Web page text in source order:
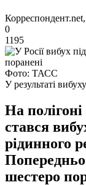
0
1195
Фото: ТАСС
У результаті
На
стався
рідинного
шестеро